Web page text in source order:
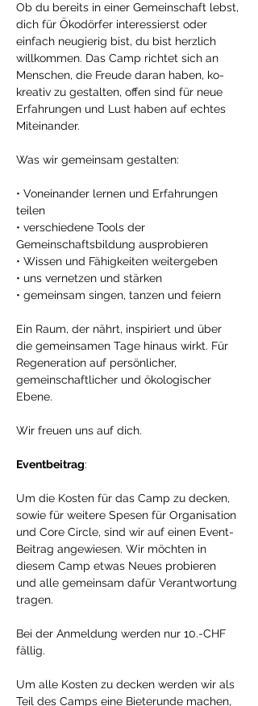
Ob du bereits in einer Gemeinschaft lebst,
dich für Ökodörfer interessierst oder
einfach neugierig bist, du bist herzlich
willkommen. Das Camp richtet sich an
Menschen, die Freude daran haben, ko-
kreativ zu gestalten, offen sind für neue
Erfahrungen und Lust haben auf echtes
Miteinander.
Was wir gemeinsam gestalten:
• Voneinander lernen und Erfahrungen
teilen
• verschiedene Tools der
Gemeinschaftsbildung ausprobieren
• Wissen und Fähigkeiten weitergeben
• uns vernetzen und stärken
• gemeinsam singen, tanzen und feiern
Ein Raum, der nährt, inspiriert und über
die gemeinsamen Tage hinaus wirkt. Für
Regeneration auf persönlicher,
gemeinschaftlicher und ökologischer
Ebene.
Wir freuen uns auf dich.
Eventbeitrag:
Um die Kosten für das Camp zu decken,
sowie für weitere Spesen für Organisation
und Core Circle, sind wir auf einen Event-
Beitrag angewiesen. Wir möchten in
diesem Camp etwas Neues probieren
und alle gemeinsam dafür Verantwortung
tragen.
Bei der Anmeldung werden nur 10.-CHF
fällig.
Um alle Kosten zu decken werden wir als
Teil des Camps eine Bieterunde machen,